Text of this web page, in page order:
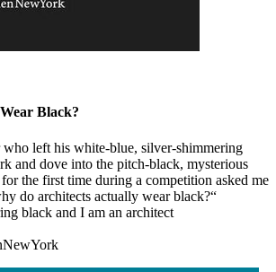
Black?
left his white-blue, silver-shimmering
and dove into the pitch-black, mysterious
the first time during a competition asked me
do architects actually wear black?“
black and I am an architect